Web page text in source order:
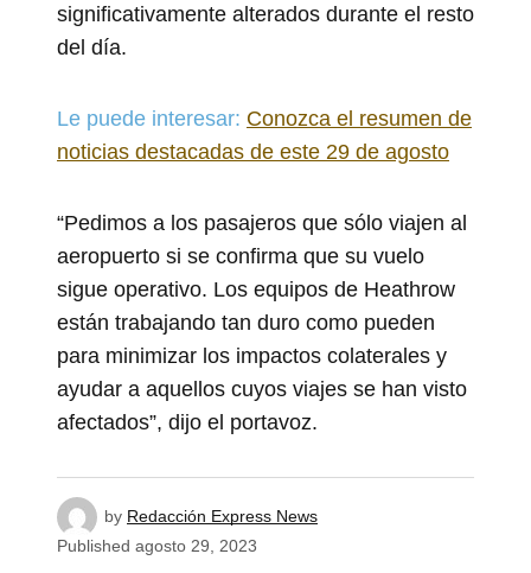
significativamente alterados durante el resto
del día.
Le puede interesar: Conozca el resumen de
noticias destacadas de este 29 de agosto
“Pedimos a los pasajeros que sólo viajen al
aeropuerto si se confirma que su vuelo
sigue operativo. Los equipos de Heathrow
están trabajando tan duro como pueden
para minimizar los impactos colaterales y
ayudar a aquellos cuyos viajes se han visto
afectados”, dijo el portavoz.
by Redacción Express News
Published agosto 29, 2023